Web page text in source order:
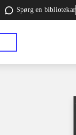
Spørg en bibliotekar